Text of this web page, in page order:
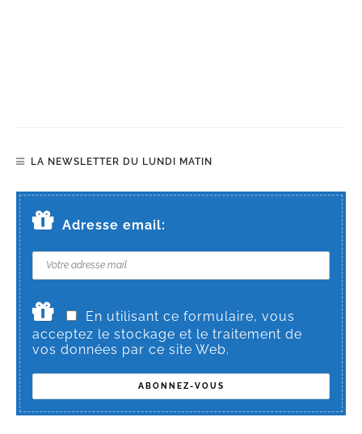
LA NEWSLETTER DU LUNDI MATIN
Adresse email:
En utilisant ce formulaire, vous
acceptez le stockage et le traitement de
vos données par ce site Web.